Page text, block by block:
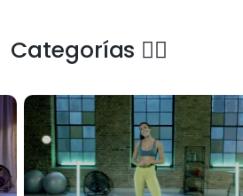
Categorías 🏋️‍♂️